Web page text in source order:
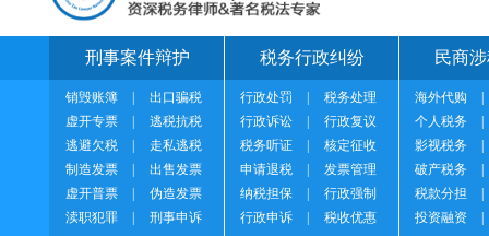
刑事案件辩护
销毁账簿
出口骗税
虚开专票
逃税抗税
逃避欠税
走私逃税
制造发票
出售发票
虚开普票
伪造发票
渎职犯罪
刑事申诉
税务行政纠纷
行政处罚
税务处理
行政诉讼
行政复议
税务听证
核定征收
申请退税
发票管理
纳税担保
行政强制
行政申诉
税收优惠
民商
海外代购
个人税务
影视税务
破产税务
税款分担
投资融资